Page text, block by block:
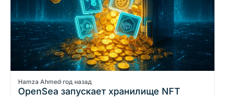
Hamza Ahmed·год назад
OpenSea запускает хранилище NFT